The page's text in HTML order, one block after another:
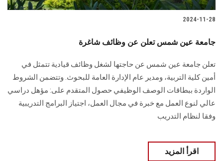
2024-11-28
جامعة عين شمس تعلن عن وظائف شاغرة
تعلن جامعة عين شمس عن حاجتها لشغل وظائف قيادية تتمثل في
أمين كلية التربية، ومدير عام ‏الإدارة العامة للبحوث.‏ وتتضمن الشروط
الواردة ببطاقات الوصف الوظيفي حصول المتقدم على:‏ مؤهل دراسي
عالي لنوع العمل مع خبرة في مجال العمل،‏ اجتياز البرامج التدريبية
وفقا لنظام التدريب
اقرأ المزيد